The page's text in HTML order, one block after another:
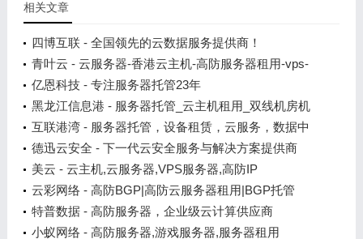
相关文章
四博互联 - 全国领先的云数据服务提供商！
青叶云 - 云服务器-香港云主机-高防服务器租用-vps-
虚拟主机
亿恩科技 - 专注服务器托管23年
黑龙江信息港 - 服务器托管_云主机租用_双线机房机
互联港湾 - 服务器托管，设备租赁，云服务，数据中
心
德迅云安全 - 下一代云安全服务与解决方案提供商
美云 - 云主机,云服务器,VPS服务器,高防IP
云彩网络 - 高防BGP|高防云服务器租用|BGP托管
特普数据 - 高防服务器，企业级云计算供应商
小蚁网络 - 高防服务器,游戏服务器,服务器租用